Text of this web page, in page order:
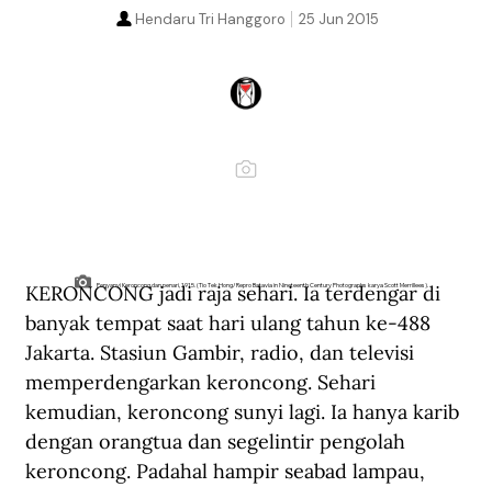
25 Jun 2015
Hendaru Tri Hanggoro
Penyanyi Keroncong dan penari, 1915. (Tio Tek Hong/Repro Batavia in Nineteenth Century Photographs karya Scott Merrillees).
KERONCONG jadi raja sehari. Ia terdengar di
banyak tempat saat hari ulang tahun ke-488
Jakarta. Stasiun Gambir, radio, dan televisi
memperdengarkan keroncong. Sehari
kemudian, keroncong sunyi lagi. Ia hanya karib
dengan orangtua dan segelintir pengolah
keroncong. Padahal hampir seabad lampau,